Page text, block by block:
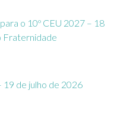
o 10º CEU 2027 – 18
Fraternidade
19 de julho de 2026